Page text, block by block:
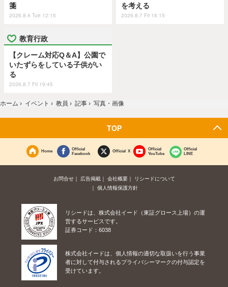
箋
2026.8.4 Tue 12:15
を考える
2026.8.7 Fri 16:15
教育行政
【クレーム対応Q＆A】公園で
いたずらをしている子供がい
る
2026.8.7 Fri 19:45
ホーム › イベント › 教員 › 記事 › 写真・画像
TOP
Home
Official
Facebook
Official X
Official
YouTube
Official
LINE
お問合せ 広告掲載 会社概要
リシードについて
個人情報保護方針
リシードは、株式会社イード（東証グロース上場）の運
営するサービスです。
証券コード：6038
株式会社イードは、個人情報の適切な取扱いを行う事業
者に対して付与されるプライバシーマークの付与認定を
受けています。